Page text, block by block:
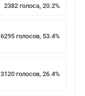
2382 голоса, 20.2%
6295 голосов, 53.4%
3120 голосов, 26.4%